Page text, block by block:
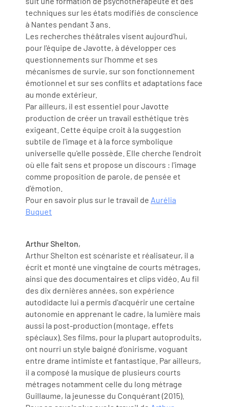
techniques sur les états modifiés de conscience
à Nantes pendant 3 ans.
Les recherches théâtrales visent aujourd’hui,
pour l'équipe de Javotte, à développer ces
questionnements sur l'homme et ses
mécanismes de survie, sur son fonctionnement
émotionnel et sur ses conflits et adaptations face
au monde extérieur.
Par ailleurs, il est essentiel pour Javotte
production de créer un travail esthétique très
exigeant. Cette équipe croit à la suggestion
subtile de l'image et à la force symbolique
universelle qu'elle possède. Elle cherche l'endroit
où elle fait sens et propose un discours : l'image
comme proposition de parole, de pensée et
d'émotion.
Pour en savoir plus sur le travail de Aurélia
Buquet
Arthur Shelton,
Arthur Shelton est scénariste et réalisateur, il a
écrit et monté une vingtaine de courts métrages,
ainsi que des documentaires et clips vidéo. Au fil
des dix dernières années, son expérience
autodidacte lui a permis d'acquérir une certaine
autonomie en apprenant le cadre, la lumière mais
aussi la post-production (montage, effets
spéciaux). Ses films, pour la plupart autoproduits,
ont nourri un style baigné d’onirisme, voguant
entre drame intimiste et fantastique. Par ailleurs,
il a composé la musique de plusieurs courts
métrages notamment celle du long métrage
Guillaume, la jeunesse du Conquérant (2015).